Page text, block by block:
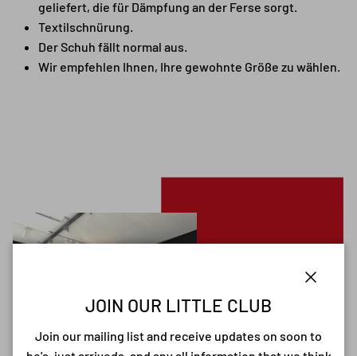
geliefert, die für Dämpfung an der Ferse sorgt.
Textilschnürung.
Der Schuh fällt normal aus.
Wir empfehlen Ihnen, Ihre gewohnte Größe zu wählen.
JOIN OUR LITTLE CLUB
Join our mailing list and receive updates on soon to